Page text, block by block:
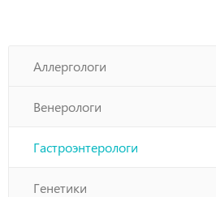
Аллергологи
Венерологи
Гастроэнтерологи
Генетики